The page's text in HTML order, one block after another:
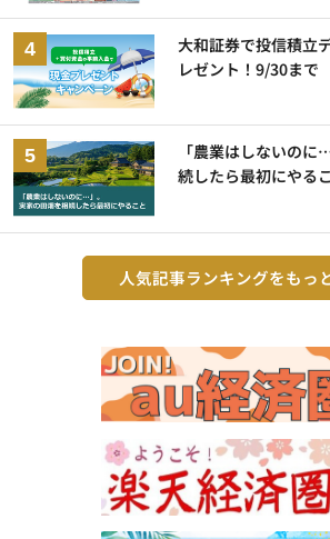
大和証券で投信積立
レゼント！9/30まで
「農業はしないの
続したら最初にやる
人気記事ランキングをもっ